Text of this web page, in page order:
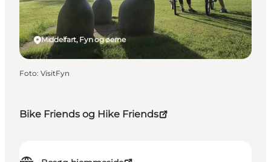
Bike Friends og Hike Friends
Middelfart, Fyn og øerne
Foto: VisitFyn